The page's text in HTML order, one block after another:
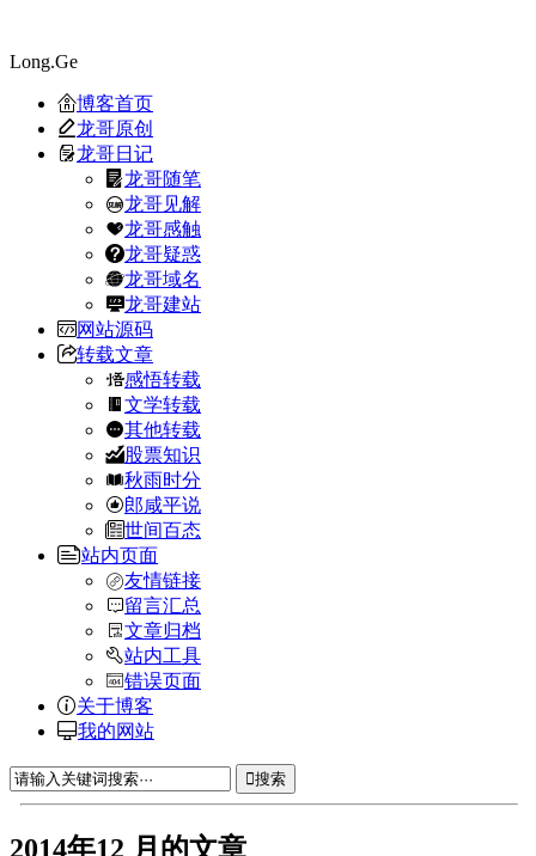
Long.Ge
博客首页
龙哥原创
龙哥日记
龙哥随笔
龙哥见解
龙哥感触
龙哥疑惑
龙哥域名
龙哥建站
网站源码
转载文章
感悟转载
文学转载
其他转载
股票知识
秋雨时分
郎咸平说
世间百态
站内页面
友情链接
留言汇总
文章归档
站内工具
错误页面
关于博客
我的网站
搜索
2014年12 月的文章